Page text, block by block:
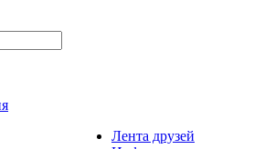
Лента друзей